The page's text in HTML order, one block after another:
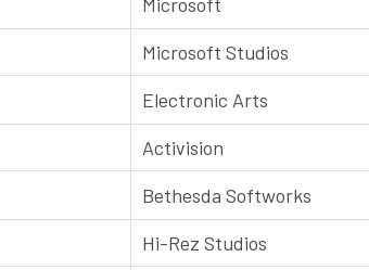
Microsoft Studios
Electronic Arts
Activision
Bethesda Softworks
Hi-Rez Studios